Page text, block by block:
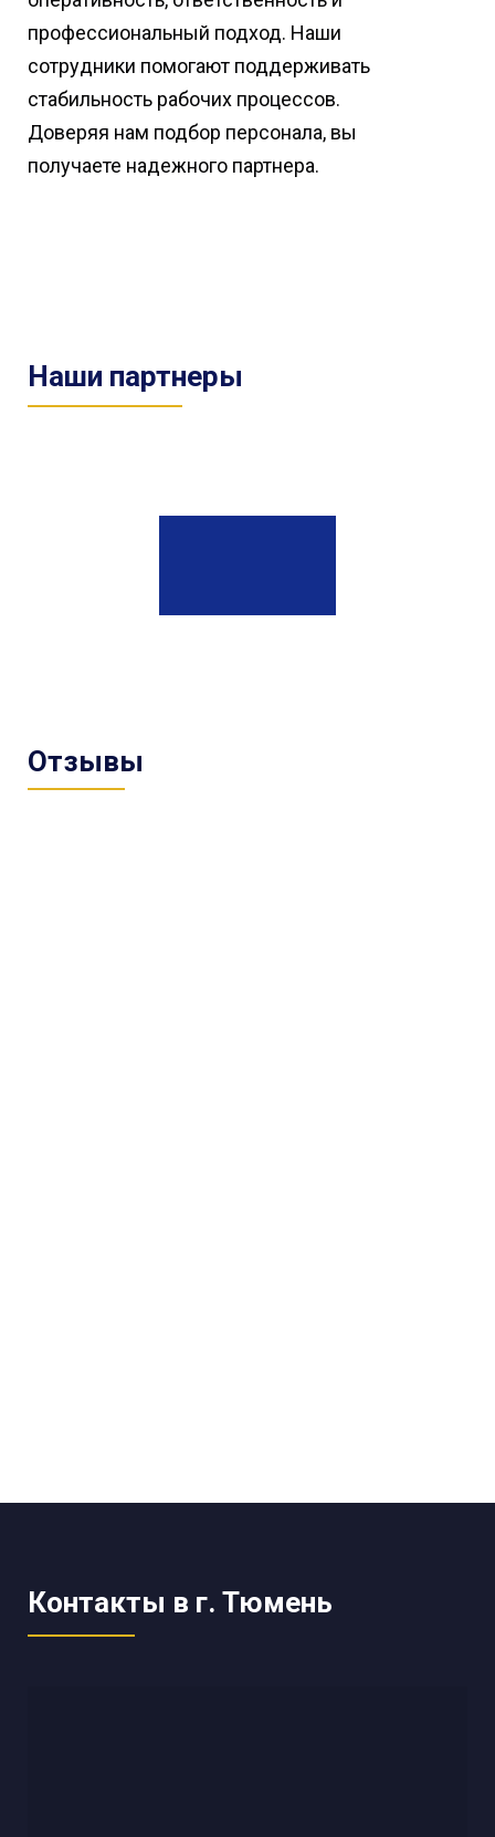
профессиональный подход. Наши
сотрудники помогают поддерживать
стабильность рабочих процессов.
Доверяя нам подбор персонала, вы
получаете надежного партнера.
Наши партнеры
Отзывы
Контакты в г. Тюмень